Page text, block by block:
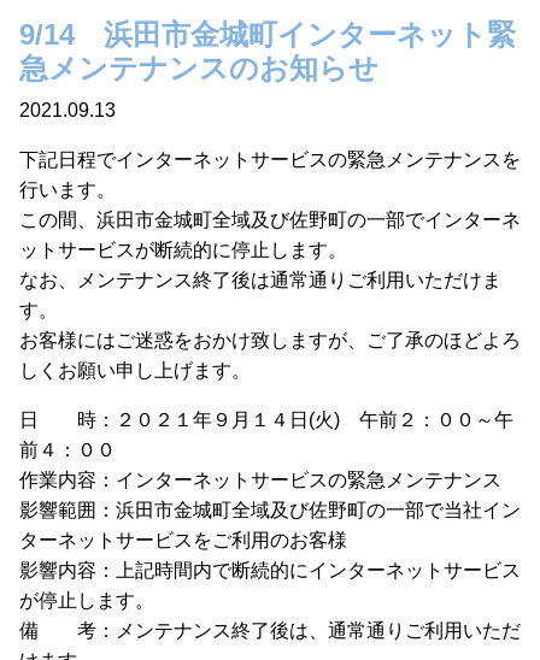
9/14 浜田市金城町インターネット緊
急メンテナンスのお知らせ
2021.09.13
下記日程でインターネットサービスの緊急メンテナンスを
行います。
この間、浜田市金城町全域及び佐野町の一部でインターネ
ットサービスが断続的に停止します。
なお、メンテナンス終了後は通常通りご利用いただけま
す。
お客様にはご迷惑をおかけ致しますが、ご了承のほどよろ
しくお願い申し上げます。
日 時：２０２１年９月１４日(火) 午前２：００～午
前４：００
作業内容：インターネットサービスの緊急メンテナンス
影響範囲：浜田市金城町全域及び佐野町の一部で当社イン
ターネットサービスをご利用のお客様
影響内容：上記時間内で断続的にインターネットサービス
が停止します。
備 考：メンテナンス終了後は、通常通りご利用いただ